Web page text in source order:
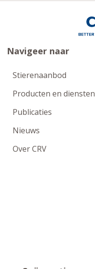
Navigeer naar
Stierenaanbod
Producten en diensten
Publicaties
Nieuws
Over CRV